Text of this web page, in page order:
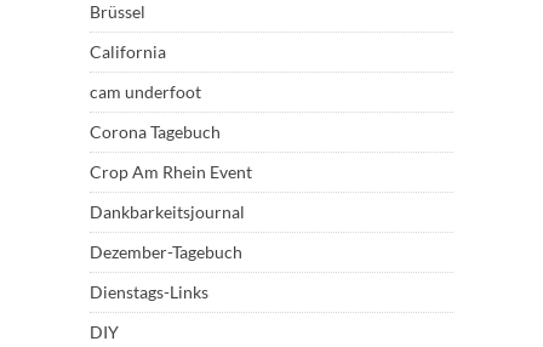
Brüssel
California
cam underfoot
Corona Tagebuch
Crop Am Rhein Event
Dankbarkeitsjournal
Dezember-Tagebuch
Dienstags-Links
DIY